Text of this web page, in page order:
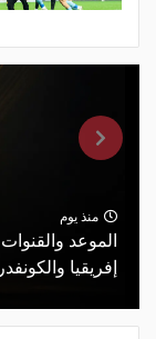
منذ يوم
الموعد
إفريقيا